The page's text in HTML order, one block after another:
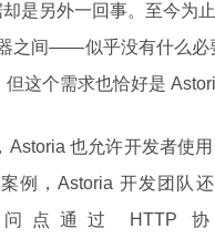
是另外一回事。至今为
之间——似乎没有什么必
这个需求也恰好是
也允许开发者使
例，Astoria 开发团队
点通过 HTTP